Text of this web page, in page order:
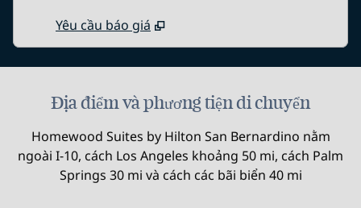
Yêu cầu báo giá
Địa điểm và phương tiện di chuyển
Homewood Suites by Hilton San Bernardino nằm
ngoài I-10, cách Los Angeles khoảng 50 mi, cách Palm
Springs 30 mi và cách các bãi biển 40 mi